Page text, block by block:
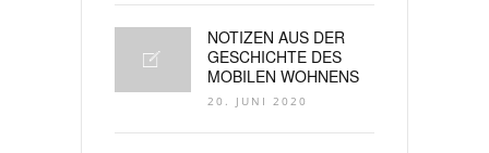
NOTIZEN AUS DER
GESCHICHTE DES
MOBILEN WOHNENS
20. JUNI 2020